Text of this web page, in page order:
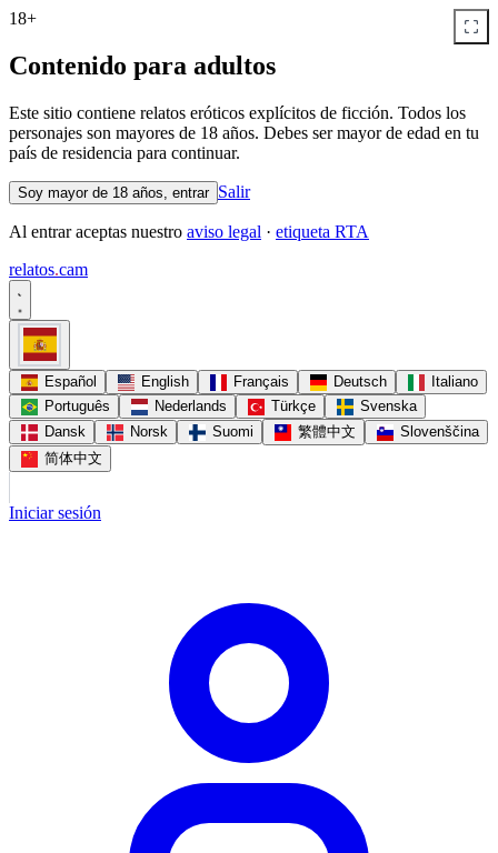
18+
Contenido para adultos
Este sitio contiene relatos eróticos explícitos de ficción. Todos los
personajes son mayores de 18 años. Debes ser mayor de edad en tu
país de residencia para continuar.
Soy mayor de 18 años, entrar Salir
Al entrar aceptas nuestro aviso legal · etiqueta RTA
relatos.cam
Español English Français Deutsch
Italiano
Português
Nederlands Türkçe
Svenska
Dansk
Norsk Suomi 繁體中文
Slovenščina
简体中文
Iniciar sesión